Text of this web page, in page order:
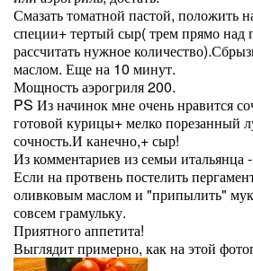
Смазать томатной пастой, положить
специи+ тертый сыр( трем прямо над
рассчитать нужное
маслом. Еще на 10 минут.
Мощность аэрогриля 200.
PS Из начинок мне очень нравится
готовой курицы+ мелко порезанный
сочность.И канечно,+ сыр!
Из комментариев из семьи итальянца -
Если на протвень постелить
оливковым маслом и "припылить"
совсем грамульку.
Приятного аппетита!
Выглядит примерно, как на этой